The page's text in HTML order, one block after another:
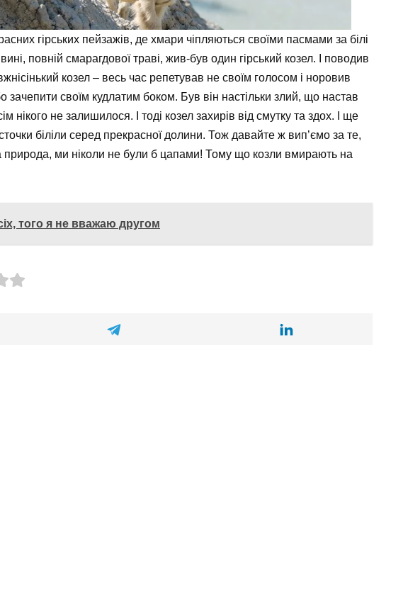
гірських пейзажів, де хмари чіпляються своїми пасмами за білі
повній смарагдової траві, жив-був один гірський козел. І поводив
козел – весь час репетував не своїм голосом і норовив
зачепити своїм кудлатим боком. Був він настільки злий, що настав
нікого не залишилося. І тоді козел захирів від смутку та здох. І ще
біліли серед прекрасної долини. Тож давайте ж вип’ємо за те,
природа, ми ніколи не були б цапами! Тому що козли вмирають на
того я не вважаю другом